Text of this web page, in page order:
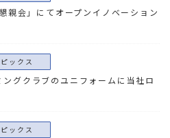
親会」にてオープンイノベーション
ピックス
グクラブのユニフォームに当社ロ
ピックス